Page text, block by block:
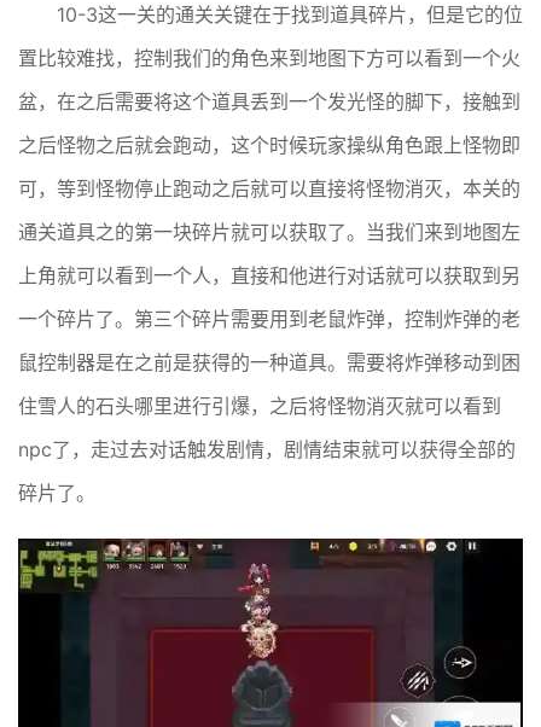
10-3这一关的通关关键在于找到道具碎片，但是它的位
置比较难找，控制我们的角色来到地图下方可以看到一个火
盆，在之后需要将这个道具丢到一个发光怪的脚下，接触到
之后怪物之后就会跑动，这个时候玩家操纵角色跟上怪物即
可，等到怪物停止跑动之后就可以直接将怪物消灭，本关的
通关道具之的第一块碎片就可以获取了。当我们来到地图左
上角就可以看到一个人，直接和他进行对话就可以获取到另
一个碎片了。第三个碎片需要用到老鼠炸弹，控制炸弹的老
鼠控制器是在之前是获得的一种道具。需要将炸弹移动到困
住雪人的石头哪里进行引爆，之后将怪物消灭就可以看到
npc了，走过去对话触发剧情，剧情结束就可以获得全部的
碎片了。